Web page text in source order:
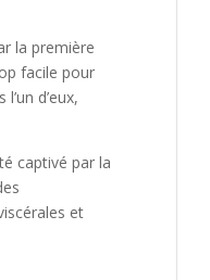
la première
facile pour
d’eux,
captivé par la
et